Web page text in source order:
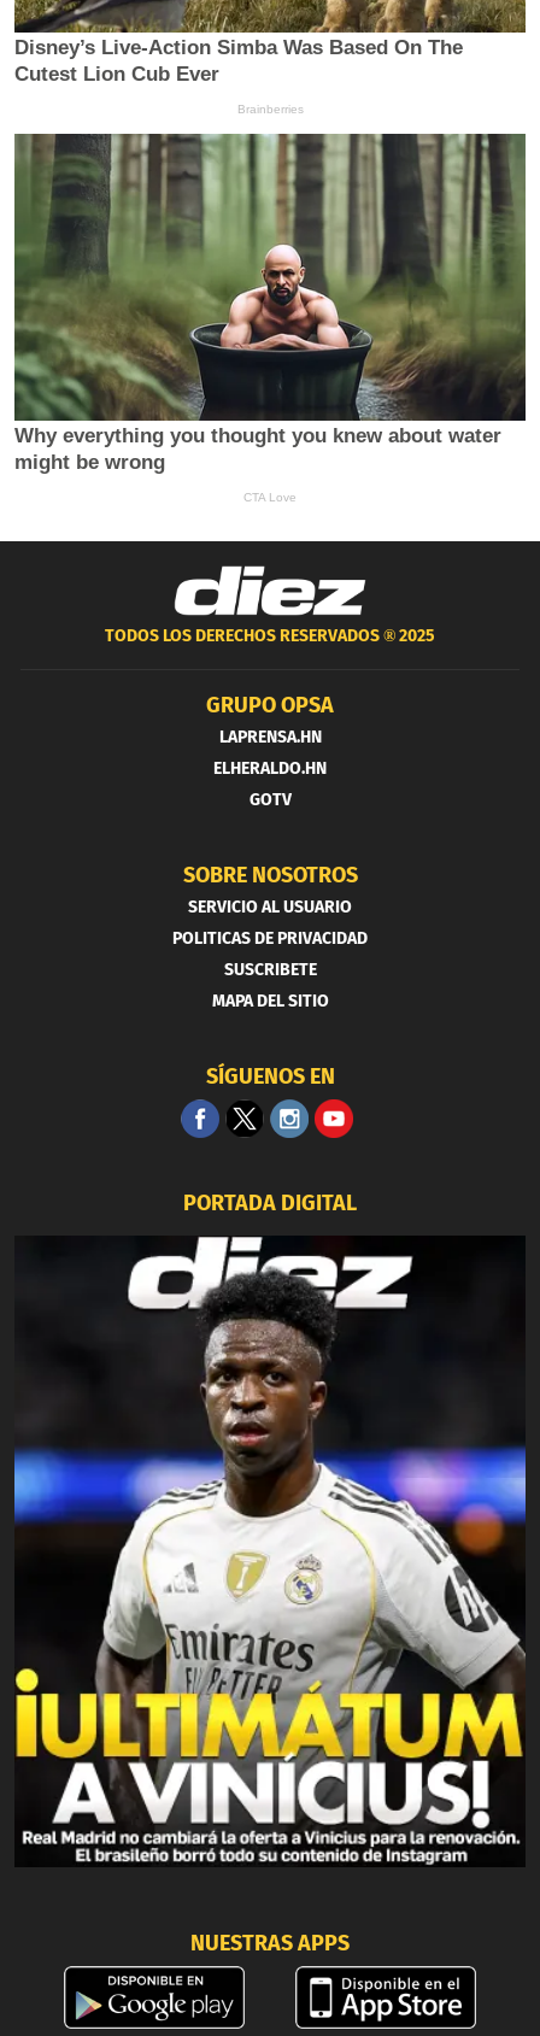
TODOS LOS DERECHOS RESERVADOS ®2025
GRUPO OPSA
LAPRENSA.HN
ELHERALDO.HN
GOTV
SOBRE NOSOTROS
SERVICIO AL USUARIO
POLITICAS DE PRIVACIDAD
SUSCRIBETE
MAPA DEL SITIO
SÍGUENOS EN
PORTADA DIGITAL
NUESTRAS APPS